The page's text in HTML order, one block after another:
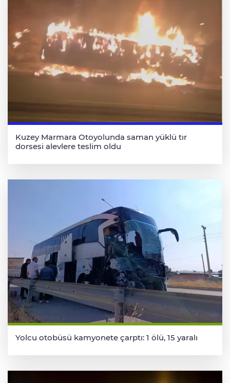
Kuzey Marmara Otoyolunda saman yüklü tır
dorsesi alevlere teslim oldu
Yolcu otobüsü kamyonete çarptı: 1 ölü, 15 yaralı